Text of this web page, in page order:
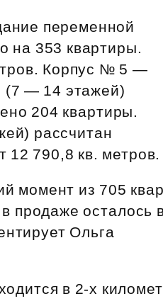
переменной
на 353 квартиры.
Корпус № 5 —
(7 — 14 этажей)
204 квартиры.
рассчитан
12 790,8 кв. метров.
момент из 705
продаже осталось
Ольга
в 2‑х